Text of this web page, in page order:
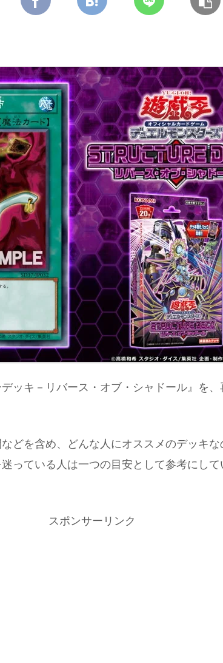
ッキ－リバース・オブ・シャドール』を
どを含め、どんな人にオススメのデッキな
っている人は一つの目安として参考にし
スポンサーリンク